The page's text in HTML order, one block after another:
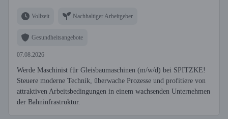
Vollzeit Nachhaltiger Arbeitgeber
Gesundheitsangebote
07.08.2026
Werde Maschinist für Gleisbaumaschinen (m/w/d) bei SPITZKE!
Steuere moderne Technik, überwache Prozesse und profitiere von
attraktiven Arbeitsbedingungen in einem wachsenden Unternehmen
der Bahninfrastruktur.